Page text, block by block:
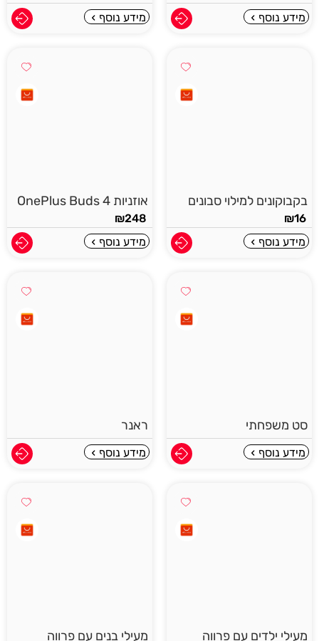
מידע נוסף
מידע נוסף
בקבוקונים למילוי סבונים
₪16
מידע נוסף
אוזניות OnePlus Buds 4
₪248
מידע נוסף
סט משפחתי
מידע נוסף
ראנר
מידע נוסף
מעילי ילדים עם פרווה מעילי בנים עם פרווה